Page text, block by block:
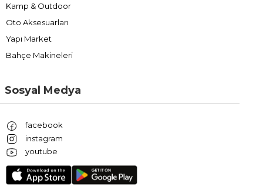
Kamp & Outdoor
Oto Aksesuarları
Yapı Market
Bahçe Makineleri
Sosyal Medya
facebook
instagram
youtube